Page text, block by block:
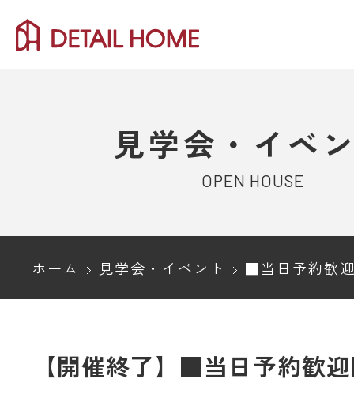
見学会・イベ
OPEN HOUSE
ホーム 見学会・イベント ■当日予約歓迎■長岡市｜大開口の開放感×造作
【開催終了】■当日予約歓